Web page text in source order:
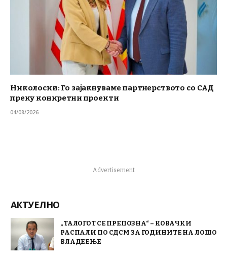
Николоски: Го зајакнуваме партнерството со САД
преку конкретни проекти
04/08/2026
Advertisement
АКТУЕЛНО
„ТАЛОГОТ СЕ ПРЕПОЗНА“ – КОВАЧКИ
РАСПАЛИ ПО СДСМ ЗА ГОДИНИТЕ НА ЛОШО
ВЛАДЕЕЊЕ